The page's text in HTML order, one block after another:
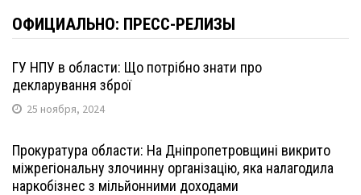
ОФИЦИАЛЬНО: ПРЕСС-РЕЛИЗЫ
ГУ НПУ в области: Що потрібно знати про
декларування зброї
25 ноября, 2024
Прокуратура области: На Дніпропетровщині викрито
міжрегіональну злочинну організацію, яка налагодила
наркобізнес з мільйонними доходами